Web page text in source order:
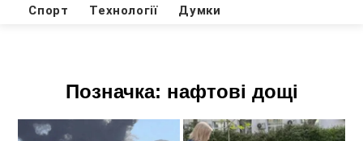
Спорт Технології Думки
Позначка: нафтові дощі